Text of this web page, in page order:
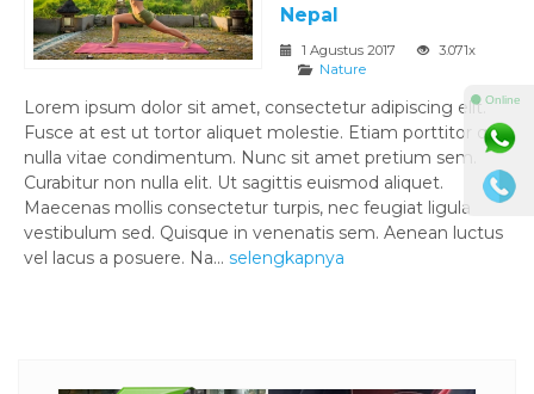
Nepal
1 Agustus 2017
3.071x
Nature
Lorem ipsum dolor sit amet, consectetur adipiscing elit.
Fusce at est ut tortor aliquet molestie. Etiam porttitor quis
nulla vitae condimentum. Nunc sit amet pretium sem.
Curabitur non nulla elit. Ut sagittis euismod aliquet.
Maecenas mollis consectetur turpis, nec feugiat ligula
vestibulum sed. Quisque in venenatis sem. Aenean luctus
vel lacus a posuere. Na... selengkapnya
⚫ Online